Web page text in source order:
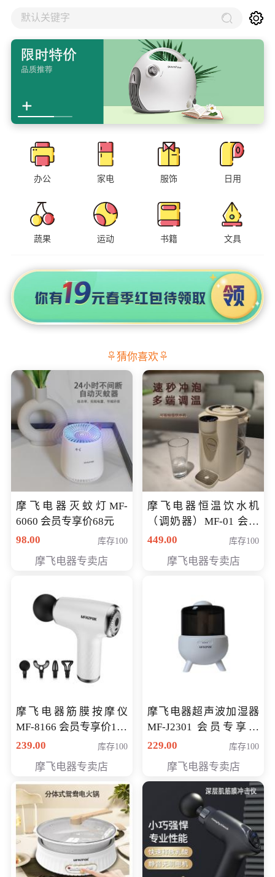
默认关键字
办公 家电 服饰 日用
蔬果 运动 书籍 文具
猜你喜欢
摩飞电器灭蚊灯MF-
6060 会员专享价68元
98.00
库存100
摩飞电器专卖店
摩飞电器恒温饮水机
（调奶器）MF-01 会员
专享价366元
449.00 库存100
摩飞电器专卖店
摩飞电器筋膜按摩仪
MF-8166 会员专享价168
元
239.00 库存100
摩飞电器专卖店
摩飞电器超声波加湿器
MF-J2301 会员专享价
168元
229.00 库存100
摩飞电器专卖店